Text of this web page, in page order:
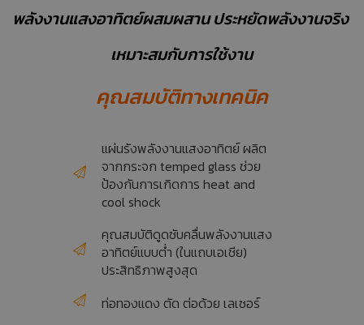
พลังงานแสงอาทิตย์ผสมผสาน ประหยัดพลังงานจริง
เหมาะสมกับการใช้งาน
คุณสมบัติทางเทคนิค
แผ่นรังพลังงานแสงอาทิตย์ ผลิต
จากกระจก temped glass ช่วย
ป้องกันการเกิดการ heat and
cool shock
คุณสมบัติดูดซับคลื่นพลังงานแสง
อาทิตย์แบบต่ำ (ในแถบเอเชีย)
ประสิทธิภาพสูงสุด
ท่อทองแดง ตัด ต่อด้วย เลเซอร์